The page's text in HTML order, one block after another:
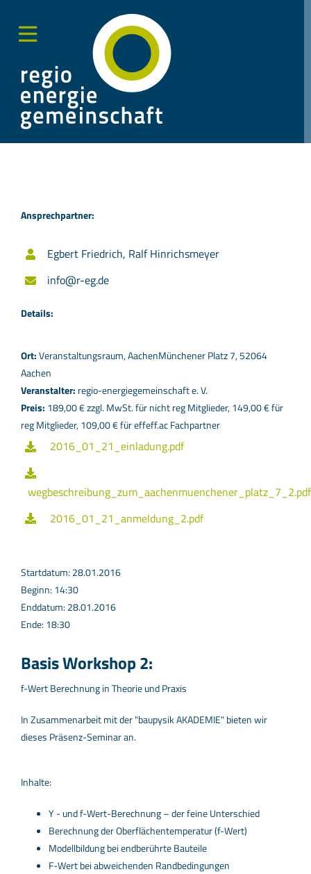
Inhalt
springen
Ansprechpartner:
Egbert Friedrich, Ralf Hinrichsmeyer
info@r-eg.de
Details:
Ort:Veranstaltungsraum, AachenMünchener Platz 7, 52064
Aachen
Veranstalter: regio-energiegemeinschaft e. V.
Preis: 189,00 € zzgl. MwSt. für nicht reg Mitglieder, 149,00 € für
reg Mitglieder, 109,00 € für effeff.ac Fachpartner
2016_01_21_einladung.pdf
wegbeschreibung_zum_aachenmuenchener_platz_7_2.pdf
2016_01_21_anmeldung_2.pdf
Startdatum: 28.01.2016
Beginn: 14:30
Enddatum: 28.01.2016
Ende: 18:30
Basis Workshop 2:
f-Wert Berechnung in Theorie und Praxis
In Zusammenarbeit mit der "baupysik AKADEMIE" bieten wir
dieses Präsenz-Seminar an.
Inhalte:
Y - und f-Wert-Berechnung – der feine Unterschied
Berechnung der Oberflächentemperatur (f-Wert)
Modellbildung bei endberührte Bauteile
F-Wert bei abweichenden Randbedingungen
Sliding